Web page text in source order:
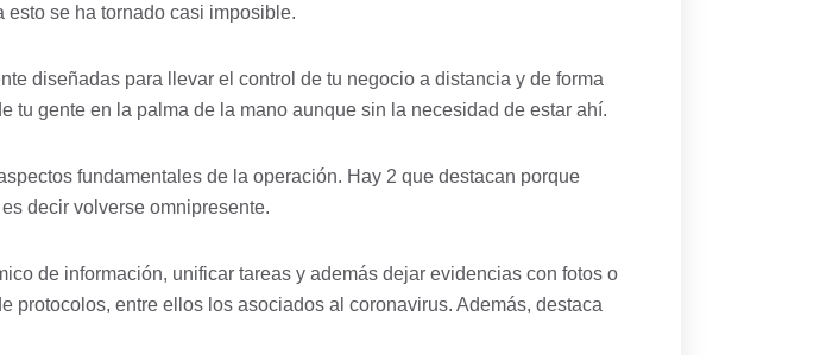
se ha tornado casi imposible.
diseñadas para llevar el control de tu negocio a distancia y de forma
tu gente en la palma de la mano aunque sin la necesidad de estar ahí.
fundamentales de la operación. Hay 2 que destacan porque
decir volverse omnipresente.
de información, unificar tareas y además dejar evidencias con fotos o
entre ellos los asociados al coronavirus. Además, destaca